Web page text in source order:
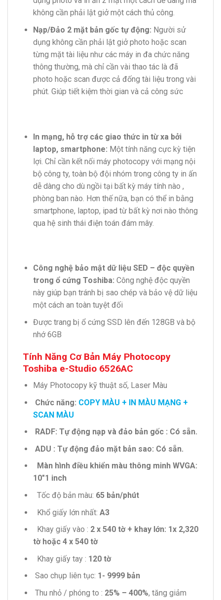
không cần phải lật giở một cách thủ công.
Nạp/Đảo 2 mặt bản gốc tự động: Người sử
dụng không cần phải lật giở photo hoặc scan
từng mặt tài liệu như các máy in đa chức năng
thông thường, mà chỉ cần vài thao tác là đã
photo hoặc scan được cả đống tài liệu trong vài
phút. Giúp tiết kiệm thời gian và cả công sức
In mạng, hỗ trợ các giao thức in từ xa bởi
laptop, smartphone: Một tính năng cực kỳ tiện
lợi. Chỉ cần kết nối máy photocopy với mạng nội
bộ công ty, toàn bộ đội nhóm trong công ty in ấn
dễ dàng cho dù ngồi tại bất kỳ máy tính nào ,
phòng ban nào. Hơn thế nữa, bạn có thể in bằng
smartphone, laptop, ipad từ bất kỳ nơi nào thông
qua hệ sinh thái điện toán đám mây.
Công nghệ bảo mật dữ liệu SED – độc quyền
trong ổ cứng Toshiba: Công nghệ độc quyền
này giúp bạn tránh bị sao chép và bảo vệ dữ liệu
một cách an toàn tuyệt đối
Được trang bị ổ cứng SSD lên đến 128GB và bộ
nhớ 6GB
Tính Năng Cơ Bản Máy Photocopy
Toshiba e-Studio 6526AC
Máy Photocopy kỹ thuật số, Laser Màu
Chức năng: COPY MÀU + IN MÀU MẠNG +
SCAN MÀU
RADF: Tự động nạp và đảo bản gốc : Có sẵn.
ADU : Tự động đảo mặt bản sao: Có sẵn.
Màn hình điều khiển màu thông minh WVGA:
10″1 inch
Tốc độ bản màu: 65 bản/phút
Khổ giấy lớn nhất: A3
Khay giấy vào : 2 x 540 tờ + khay lớn: 1x 2,320
tờ hoặc 4 x 540 tờ
Khay giấy tay : 120 tờ
Sao chụp liên tục: 1- 9999 bản
Thu nhỏ / phóng to : 25% – 400%, tăng giảm